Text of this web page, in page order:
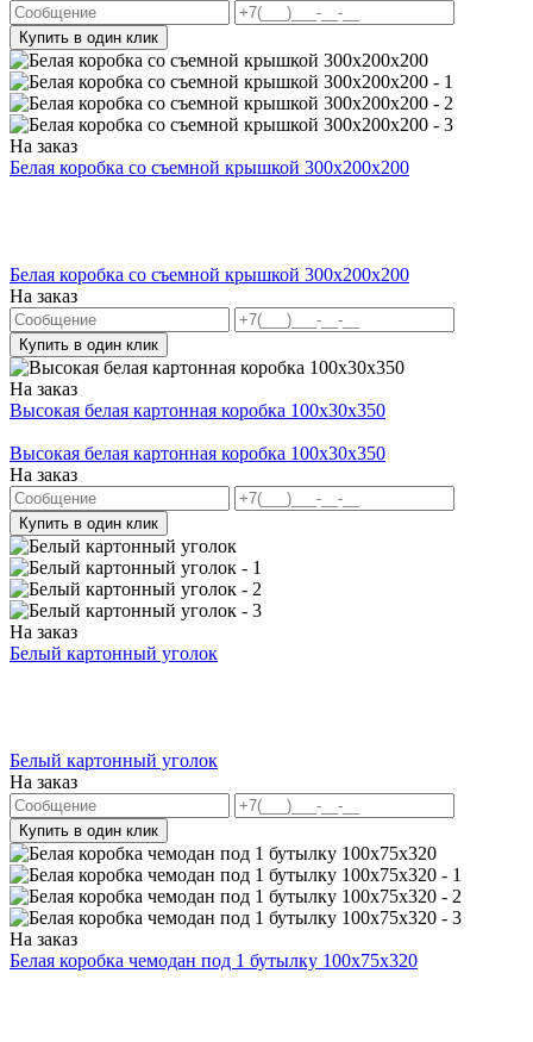
Купить в один клик
На заказ
Белая коробка со съемной крышкой 300x200x200
Белая коробка со съемной крышкой 300x200x200
На заказ
Купить в один клик
На заказ
Высокая белая картонная коробка 100x30x350
Высокая белая картонная коробка 100x30x350
На заказ
Купить в один клик
На заказ
Белый картонный уголок
Белый картонный уголок
На заказ
Купить в один клик
На заказ
Белая коробка чемодан под 1 бутылку 100х75х320